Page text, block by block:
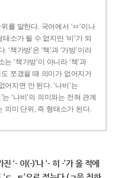
를 말한다. 국어에서 ‘ㅂ’이나
소가 될 수 없지만 ‘비’가 되
책가방’은 ‘책’과 ‘가방’이라
‘책가방’이 아니라 ‘책’과
쪼갰을 때 의미가 없어지거
지면 안 된다. ‘나비’는
는 ‘나비’의 의미와는 전혀 관계
의미 단위, 즉 형태소가 된다.
‘- 이(-)’나 ‘- 히 -’가 올 적에